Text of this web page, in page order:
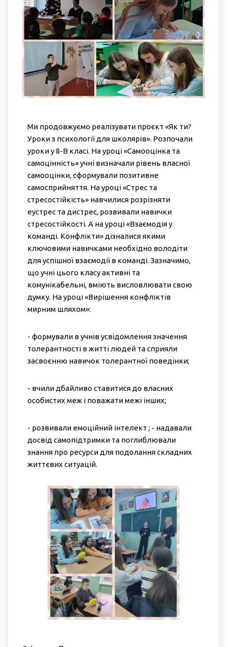
Ми продовжуємо реалізувати проєкт «Як ти?
Уроки з психології для школярів». Розпочали
уроки у 8-В класі. На уроці «Самооцінка та
самоцінність» учні визначали рівень власної
самооцінки, сформували позитивне
самосприйняття. На уроці «Стрес та
стресостійкість» навчилися розрізняти
еустрес та дистрес, розвивали навички
стресостійкості. А на уроці «Взаємодія у
команді. Конфлікти» дізналися якими
ключовими навичками необхідно володіти
для успішної взаємодії в команді. Зазначимо,
що учні цього класу активні та
комунікабельні, вміють висловлювати свою
думку. На уроці «Вирішення конфліктів
мирним шляхом»:
- формували в учнів усвідомлення значення
толерантності в житті людей та сприяли
засвоєнню навичок толерантної поведінки;
- вчили дбайливо ставитися до власних
особистих меж і поважати межі інших;
- розвивали емоційний інтелект ; - надавали
досвід самопідтримки та поглиблювали
знання про ресурси для подолання складних
життєвих ситуацій.